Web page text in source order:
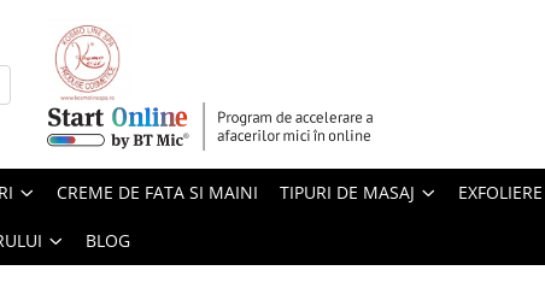
CREME DE FATA SI MAINI TIPURI DE MASAJ EXFOLIERE
BLOG